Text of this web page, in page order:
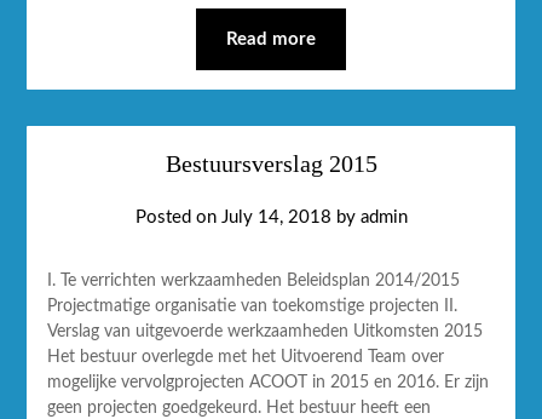
Read more
Bestuursverslag 2015
Posted on July 14, 2018 by admin
I. Te verrichten werkzaamheden Beleidsplan 2014/2015
Projectmatige organisatie van toekomstige projecten II.
Verslag van uitgevoerde werkzaamheden Uitkomsten 2015
Het bestuur overlegde met het Uitvoerend Team over
mogelijke vervolgprojecten ACOOT in 2015 en 2016. Er zijn
geen projecten goedgekeurd. Het bestuur heeft een